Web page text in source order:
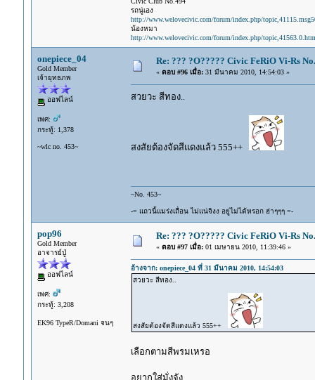
รถนู่เอง
http://www.welovecivic.com/forum/index.php/
น้องหมา
http://www.welovecivic.com/forum/index.php/
onepiece_04
Gold Member
เจ้ายุทธภพ
ออฟไลน์
เพศ:
กระทู้: 1,378
~wlc no. 453~
Re: ??? ?O????? Civic FeRiO Vi-Rs
« ตอบ #96 เมื่อ:31 มีนาคม 2010, 14:54:03 »
สวยวะ สีทอง..
สงสัยต้องจัดสีแดงแล้ว 555++
~No. 453~
-= แถวนี้แมร่งเถื่อน ไม่แน่จิงง อยู่ไม่ได้หรอก ฮ่าๆๆๆ =-
pop96
Gold Member
อาจารย์ปู่
ออฟไลน์
เพศ:
กระทู้: 3,208
EK96 TypeR/Domani จนๆ
Re: ??? ?O????? Civic FeRiO Vi-Rs
« ตอบ #97 เมื่อ:01 เมษายน 2010, 11:39:46 »
อ้างจาก: onepiece_04 ที่ 31 มีนาคม 2010, 14:54:03
สวยวะ สีทอง..
สงสัยต้องจัดสีแดงแล้ว 555++
เลือกตามสีพรมเหรอ
อยากใส่มั่งจัง